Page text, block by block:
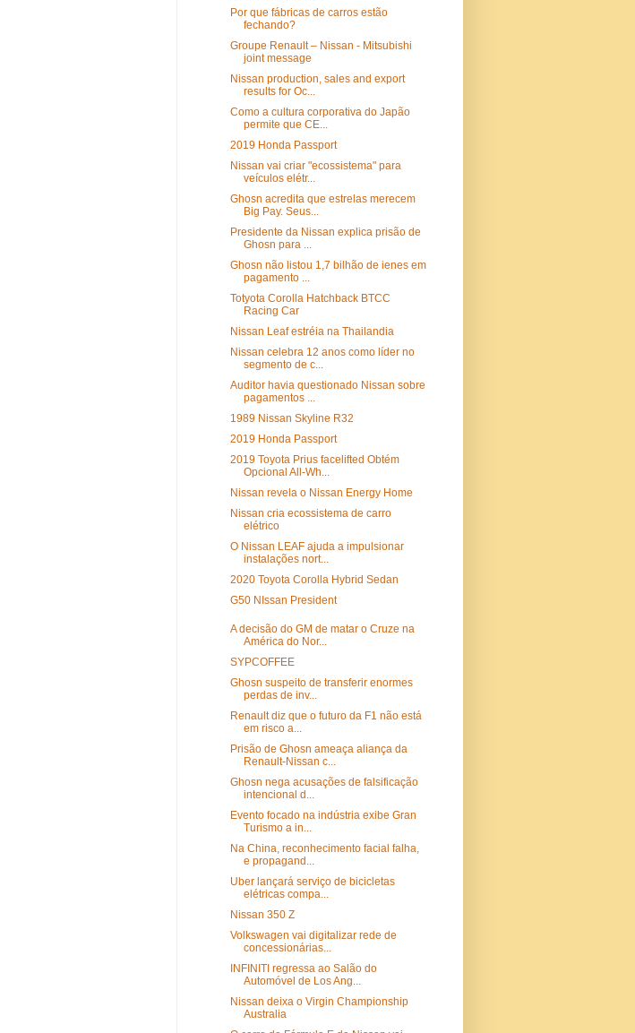
Por que fábricas de carros estão
fechando?
Groupe Renault – Nissan - Mitsubishi
joint message
Nissan production, sales and export
results for Oc...
Como a cultura corporativa do Japão
permite que CE...
2019 Honda Passport
Nissan vai criar "ecossistema" para
veículos elétr...
Ghosn acredita que estrelas merecem
Big Pay. Seus...
Presidente da Nissan explica prisão de
Ghosn para ...
Ghosn não listou 1,7 bilhão de ienes em
pagamento ...
Totyota Corolla Hatchback BTCC
Racing Car
Nissan Leaf estréia na Thailandia
Nissan celebra 12 anos como líder no
segmento de c...
Auditor havia questionado Nissan sobre
pagamentos ...
1989 Nissan Skyline R32
2019 Honda Passport
2019 Toyota Prius facelifted Obtém
Opcional All-Wh...
Nissan revela o Nissan Energy Home
Nissan cria ecossistema de carro
elétrico
O Nissan LEAF ajuda a impulsionar
instalações nort...
2020 Toyota Corolla Hybrid Sedan
G50 NIssan President
A decisão do GM de matar o Cruze na
América do Nor...
SYPCOFFEE
Ghosn suspeito de transferir enormes
perdas de inv...
Renault diz que o futuro da F1 não está
em risco a...
Prisão de Ghosn ameaça aliança da
Renault-Nissan c...
Ghosn nega acusações de falsificação
intencional d...
Evento focado na indústria exibe Gran
Turismo a in...
Na China, reconhecimento facial falha,
e propagand...
Uber lançará serviço de bicicletas
elétricas compa...
Nissan 350 Z
Volkswagen vai digitalizar rede de
concessionárias...
INFINITI regressa ao Salão do
Automóvel de Los Ang...
Nissan deixa o Virgin Championship
Australia